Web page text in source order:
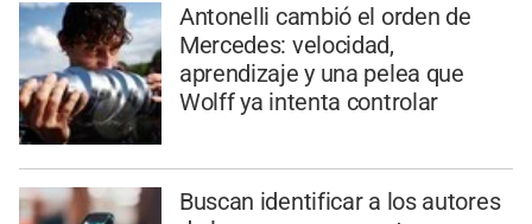
Antonelli cambió el orden de
Mercedes: velocidad,
aprendizaje y una pelea que
Wolff ya intenta controlar
Buscan identificar a los autores